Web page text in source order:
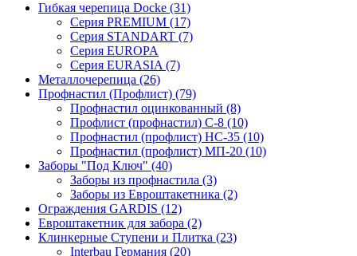
Гибкая черепица Docke (31)
Серия PREMIUM (17)
Серия STANDART (7)
Серия EUROPA
Серия EURASIA (7)
Металлочерепица (26)
Профнастил (Профлист) (79)
Профнастил оцинкованный (8)
Профлист (профнастил) С-8 (10)
Профнастил (профлист) НС-35 (10)
Профнастил (профлист) МП-20 (10)
Заборы "Под Ключ" (40)
Заборы из профнастила (3)
Заборы из Евроштакетника (2)
Ограждения GARDIS (12)
Евроштакетник для забора (2)
Клинкерные Ступени и Плитка (23)
Interbau Германия (20)